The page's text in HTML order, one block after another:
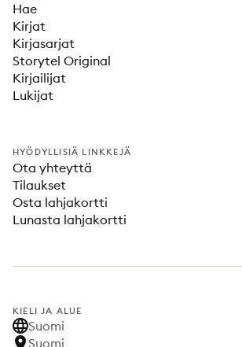
Hae
Kirjat
Kirjasarjat
Storytel Original
Kirjailijat
Lukijat
HYÖDYLLISIÄ LINKKEJÄ
Ota yhteyttä
Tilaukset
Osta lahjakortti
Lunasta lahjakortti
KIELI JA ALUE
Suomi
Suomi